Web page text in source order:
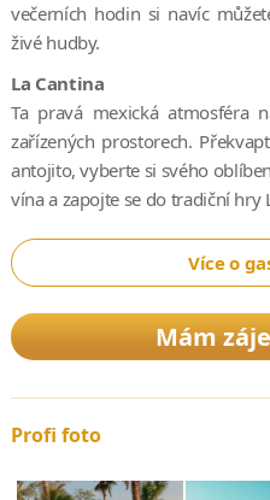
večerních hodin si navíc
živé hudby.
La Cantina
Ta pravá mexická atmosféra
zařízených prostorech.
antojito, vyberte si svého
vína a zapojte se do tradiční hry
Více o
Mám
Profi foto